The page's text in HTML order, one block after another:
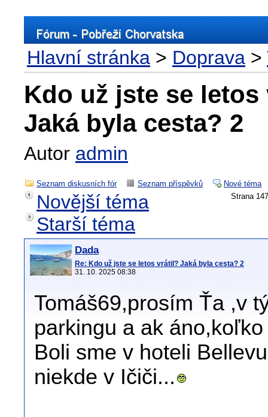
Hlavní stránka > Doprava >
Kdo už jste se
Jaká byla cesta? 2
Autor admin
Seznam diskusních fór Seznam příspěvků
Nové téma
Strana
Novější téma
Starší téma
Dada
Re: Kdo už jste se letos vrátil? Jaká byla cesta? 2
31. 10. 2025 08:38
Tomáš69,prosím Ťa ,v
parkingu a ak
Boli sme v hoteli
niekde v Ičiči...